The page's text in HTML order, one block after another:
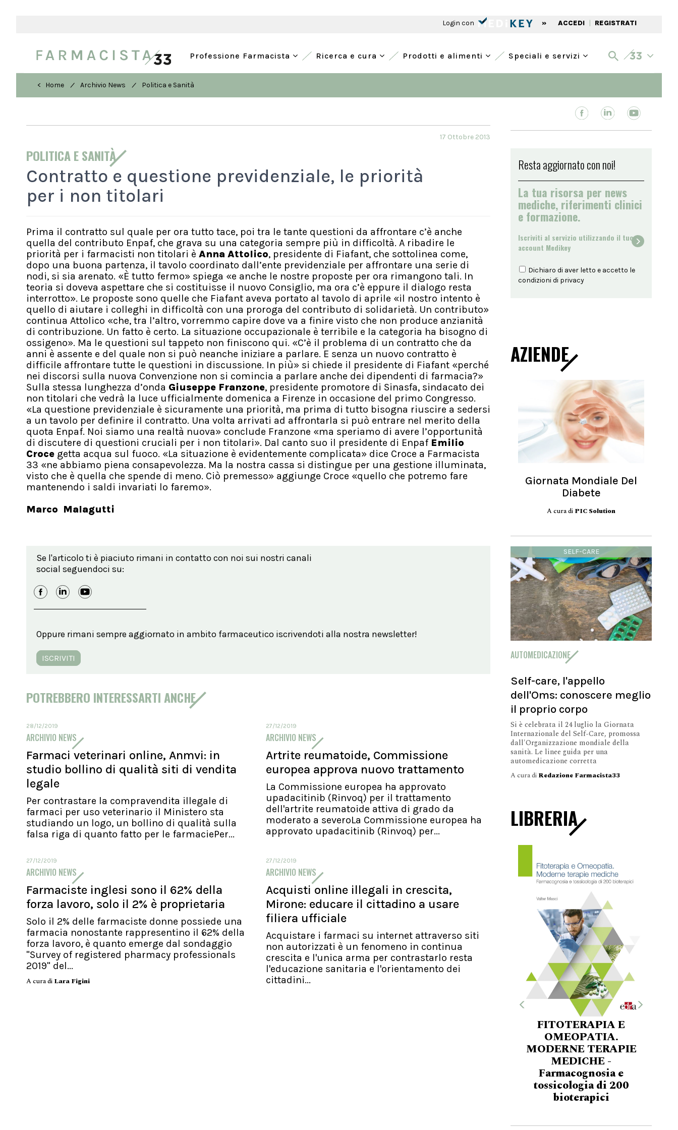
Login con » ACCEDI | REGISTRATI
Professione Farmacista Ricerca e cura Prodotti e alimenti Speciali e servizi
< Home / Archivio News / Politica e Sanità
POLITICA E SANITÀ
17 Ottobre 2013
Contratto e questione previdenziale, le priorità
per i non titolari
Prima il contratto sul quale per ora tutto tace, poi tra le tante questioni da affrontare c’è anche
quella del contributo Enpaf, che grava su una categoria sempre più in difficoltà. A ribadire le
priorità per i farmacisti non titolari è Anna Attolico, presidente di Fiafant, che sottolinea come,
dopo una buona partenza, il tavolo coordinato dall’ente previdenziale per affrontare una serie di
nodi, si sia arenato. «È tutto fermo» spiega «e anche le nostre proposte per ora rimangono tali. In
teoria si doveva aspettare che si costituisse il nuovo Consiglio, ma ora c’è eppure il dialogo resta
interrotto». Le proposte sono quelle che Fiafant aveva portato al tavolo di aprile «il nostro intento è
quello di aiutare i colleghi in difficoltà con una proroga del contributo di solidarietà. Un contributo»
continua Attolico «che, tra l’altro, vorremmo capire dove va a finire visto che non produce anzianità
di contribuzione. Un fatto è certo. La situazione occupazionale è terribile e la categoria ha bisogno di
ossigeno». Ma le questioni sul tappeto non finiscono qui. «C’è il problema di un contratto che da
anni è assente e del quale non si può neanche iniziare a parlare. E senza un nuovo contratto è
difficile affrontare tutte le questioni in discussione. In più» si chiede il presidente di Fiafant «perché
nei discorsi sulla nuova Convenzione non si comincia a parlare anche dei dipendenti di farmacia?»
Sulla stessa lunghezza d’onda Giuseppe Franzone, presidente promotore di Sinasfa, sindacato dei
non titolari che vedrà la luce ufficialmente domenica a Firenze in occasione del primo Congresso.
«La questione previdenziale è sicuramente una priorità, ma prima di tutto bisogna riuscire a sedersi
a un tavolo per definire il contratto. Una volta arrivati ad affrontarla si può entrare nel merito della
quota Enpaf. Noi siamo una realtà nuova» conclude Franzone «ma speriamo di avere l’opportunità
di discutere di questioni cruciali per i non titolari». Dal canto suo il presidente di Enpaf Emilio
Croce getta acqua sul fuoco. «La situazione è evidentemente complicata» dice Croce a Farmacista
33 «ne abbiamo piena consapevolezza. Ma la nostra cassa si distingue per una gestione illuminata,
visto che è quella che spende di meno. Ciò premesso» aggiunge Croce «quello che potremo fare
mantenendo i saldi invariati lo faremo».
Marco Malagutti
Se l'articolo ti è piaciuto rimani in contatto con noi sui nostri canali
social seguendoci su:
Oppure rimani sempre aggiornato in ambito farmaceutico iscrivendoti alla nostra newsletter!
ISCRIVITI
POTREBBERO INTERESSARTI ANCHE
28/12/2019
ARCHIVIO NEWS
Farmaci veterinari online, Anmvi: in
studio bollino di qualità siti di vendita
legale
Per contrastare la compravendita illegale di
farmaci per uso veterinario il Ministero sta
studiando un logo, un bollino di qualità sulla
falsa riga di quanto fatto per le farmaciePer...
27/12/2019
ARCHIVIO NEWS
Artrite reumatoide, Commissione
europea approva nuovo trattamento
La Commissione europea ha approvato
upadacitinib (Rinvoq) per il trattamento
dell'artrite reumatoide attiva di grado da
moderato a severoLa Commissione europea ha
approvato upadacitinib (Rinvoq) per...
27/12/2019
ARCHIVIO NEWS
Farmaciste inglesi sono il 62% della
forza lavoro, solo il 2% è proprietaria
Solo il 2% delle farmaciste donne possiede una
farmacia nonostante rappresentino il 62% della
forza lavoro, è quanto emerge dal sondaggio
"Survey of registered pharmacy professionals
2019" del...
A cura di Lara Figini
27/12/2019
ARCHIVIO NEWS
Acquisti online illegali in crescita,
Mirone: educare il cittadino a usare
filiera ufficiale
Acquistare i farmaci su internet attraverso siti
non autorizzati è un fenomeno in continua
crescita e l'unica arma per contrastarlo resta
l'educazione sanitaria e l'orientamento dei
cittadini...
Resta aggiornato con noi!
La tua risorsa per news
mediche, riferimenti clinici
e formazione.
Iscriviti al servizio utilizzando il tuo
account Medikey
Dichiaro di aver letto e accetto le
condizioni di privacy
AZIENDE
Giornata Mondiale Del
Diabete
A cura di PIC Solution
SELF-CARE
AUTOMEDICAZIONE
Self-care, l'appello
dell'Oms: conoscere meglio
il proprio corpo
Si è celebrata il 24 luglio la Giornata
Internazionale del Self-Care, promossa
dall'Organizzazione mondiale della
sanità. Le linee guida per una
automedicazione corretta
A cura di Redazione Farmacista33
LIBRERIA
FITOTERAPIA E
OMEOPATIA.
MODERNE TERAPIE
MEDICHE -
Farmacognosia e
tossicologia di 200
bioterapici